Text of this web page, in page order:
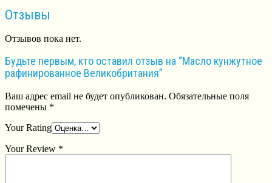
Отзывы
Отзывов пока нет.
Будьте первым, кто оставил отзыв на “Масло кунжутное
рафинированное Великобритания”
Ваш адрес email не будет опубликован. Обязательные поля
помечены *
Your Rating
Your Review *